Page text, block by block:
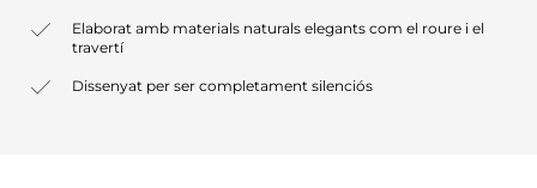
Elaborat amb materials naturals elegants com el roure i el
travertí
Dissenyat per ser completament silenciós